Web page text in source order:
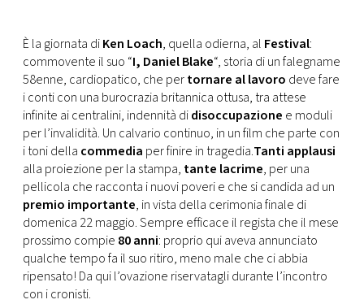
È la giornata diKen Loach, quella odierna, al Festival:
commovente il suo “I, Daniel Blake“, storia di un falegname
58enne, cardiopatico, che pertornare al lavoro deve fare
i conti con una burocrazia britannica ottusa, tra attese
infinite ai centralini, indennità didisoccupazione e moduli
per l’invalidità. Un calvario continuo, in un film che parte con
i toni della commedia per finire in tragedia.Tanti applausi
alla proiezione per la stampa, tante lacrime, per una
pellicola che racconta i nuovi poveri e che si candida ad un
premio importante, in vista della cerimonia finale di
domenica 22 maggio. Sempre efficace il regista che il mese
prossimo compie 80 anni: proprio qui aveva annunciato
qualche tempo fa il suo ritiro, meno male che ci abbia
ripensato! Da qui l’ovazione riservatagli durante l’incontro
con i cronisti.